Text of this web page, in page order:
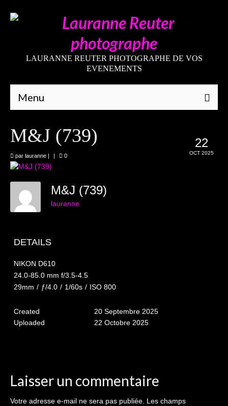
LAURANNE REUTER PHOTOGRAPHE DE VOS
EVENEMENTS
Menu
Mariages
Grossesses
Nouveaux-nés
Enfants
les 8 – 17 ans
Reportages / Nature morte
22
OCT 2025
M&J (739)
par lauranne | | 0
M&J (739)
lauranne
DETAILS
NIKON D610
24.0-85.0 mm f/3.5-4.5
29mm / ƒ/4.0 / 1/60s / ISO 800
Created
20 Septembre 2025
Uploaded
22 Octobre 2025
Laisser un commentaire
Votre adresse e-mail ne sera pas publiée. Les champs